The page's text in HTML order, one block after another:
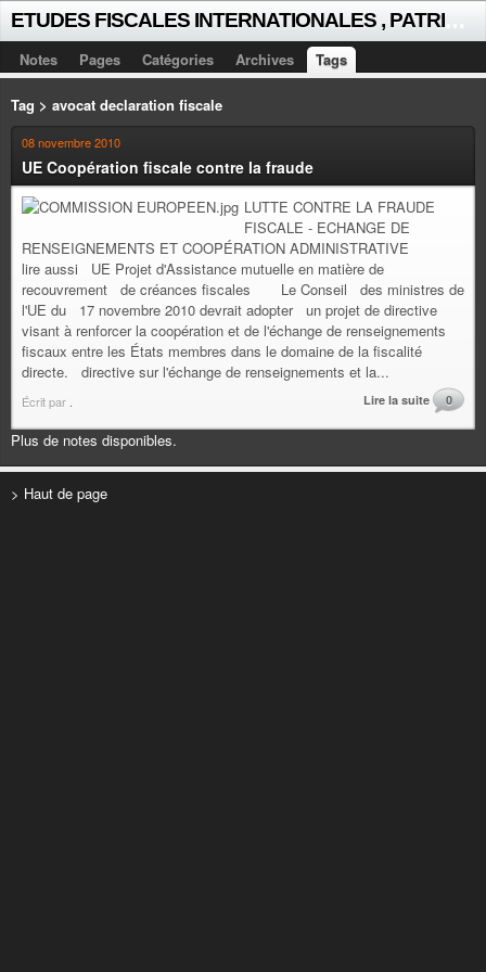
Notes Pages Catégories Archives Tags
Tag > avocat declaration fiscale
08 novembre 2010
UE Coopération fiscale contre la fraude
LUTTE CONTRE LA FRAUDE
FISCALE - ECHANGE DE
RENSEIGNEMENTS ET COOPÉRATION ADMINISTRATIVE
lire aussi UE Projet d'Assistance mutuelle en matière de
recouvrement de créances fiscales Le Conseil des ministres de
l'UE du 17 novembre 2010 devrait adopter un projet de directive
visant à renforcer la coopération et de l'échange de renseignements
fiscaux entre les États membres dans le domaine de la fiscalité
directe. directive sur l'échange de renseignements et la...
Écrit par Lire la suite 0
Plus de notes disponibles.
> Haut de page